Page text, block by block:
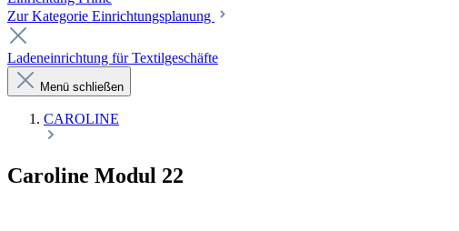
Zur Kategorie Einrichtungsplanung
Ladeneinrichtung für Textilgeschäfte
Menü schließen
CAROLINE
Caroline Modul 22